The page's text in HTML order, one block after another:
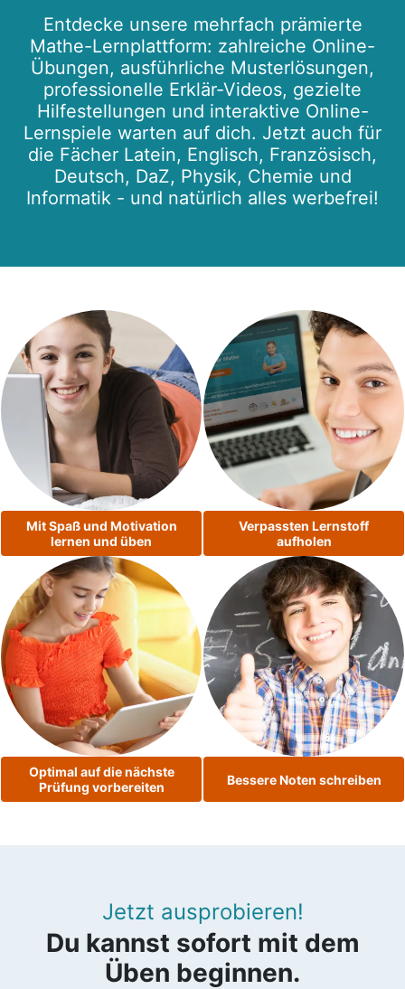
Entdecke unsere mehrfach prämierte
Mathe-Lernplattform: zahlreiche Online-
Übungen, ausführliche Musterlösungen,
professionelle Erklär-Videos, gezielte
Hilfestellungen und interaktive Online-
Lernspiele warten auf dich. Jetzt auch für
die Fächer Latein, Englisch, Französisch,
Deutsch, DaZ, Physik, Chemie und
Informatik - und natürlich alles werbefrei!
Mit Spaß und Motivation
lernen und üben
Verpassten Lernstoff
aufholen
Optimal auf die nächste
Prüfung vorbereiten
Bessere Noten schreiben
Jetzt ausprobieren!
Du kannst sofort mit dem
Üben beginnen.